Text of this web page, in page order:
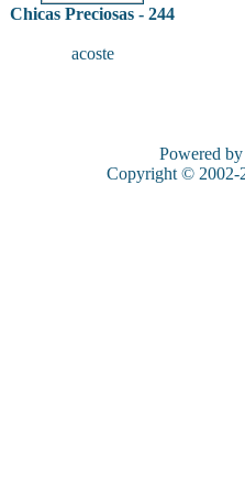
Chicas Preciosas - 244
acoste
Powered by
Copyright © 2002-